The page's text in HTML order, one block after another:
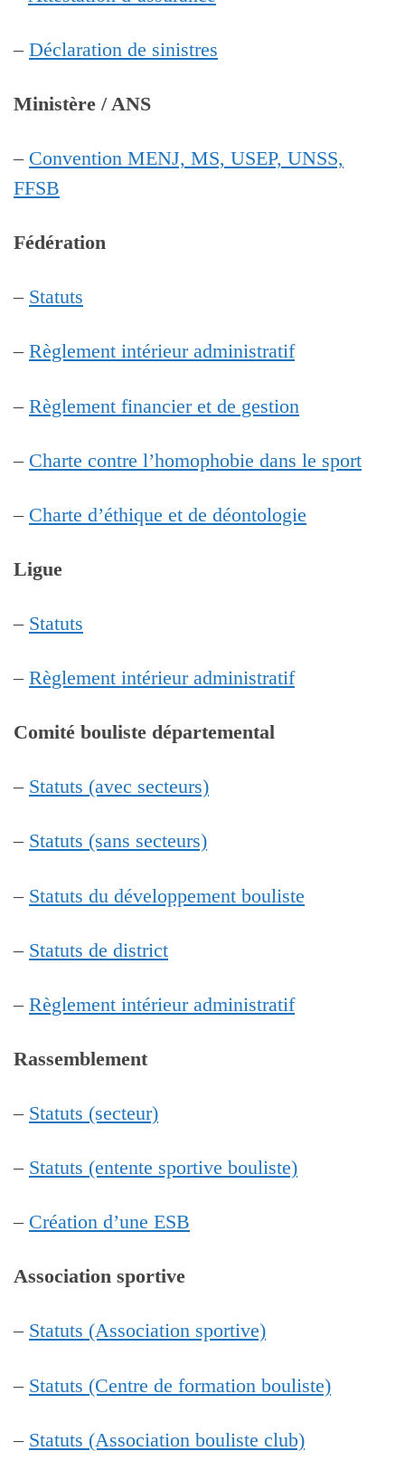
– Déclaration de sinistres
Ministère / ANS
– Convention MENJ, MS, USEP, UNSS,
FFSB
Fédération
– Statuts
– Règlement intérieur administratif
– Règlement financier et de gestion
– Charte contre l’homophobie dans le sport
– Charte d’éthique et de déontologie
Ligue
– Statuts
– Règlement intérieur administratif
Comité bouliste départemental
– Statuts (avec secteurs)
– Statuts (sans secteurs)
– Statuts du développement bouliste
– Statuts de district
– Règlement intérieur administratif
Rassemblement
– Statuts (secteur)
– Statuts (entente sportive bouliste)
– Création d’une ESB
Association sportive
– Statuts (Association sportive)
– Statuts (Centre de formation bouliste)
– Statuts (Association bouliste club)